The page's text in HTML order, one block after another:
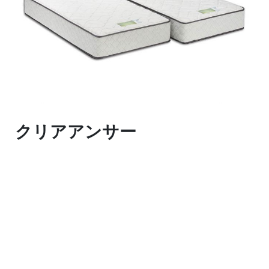
クリアアンサー